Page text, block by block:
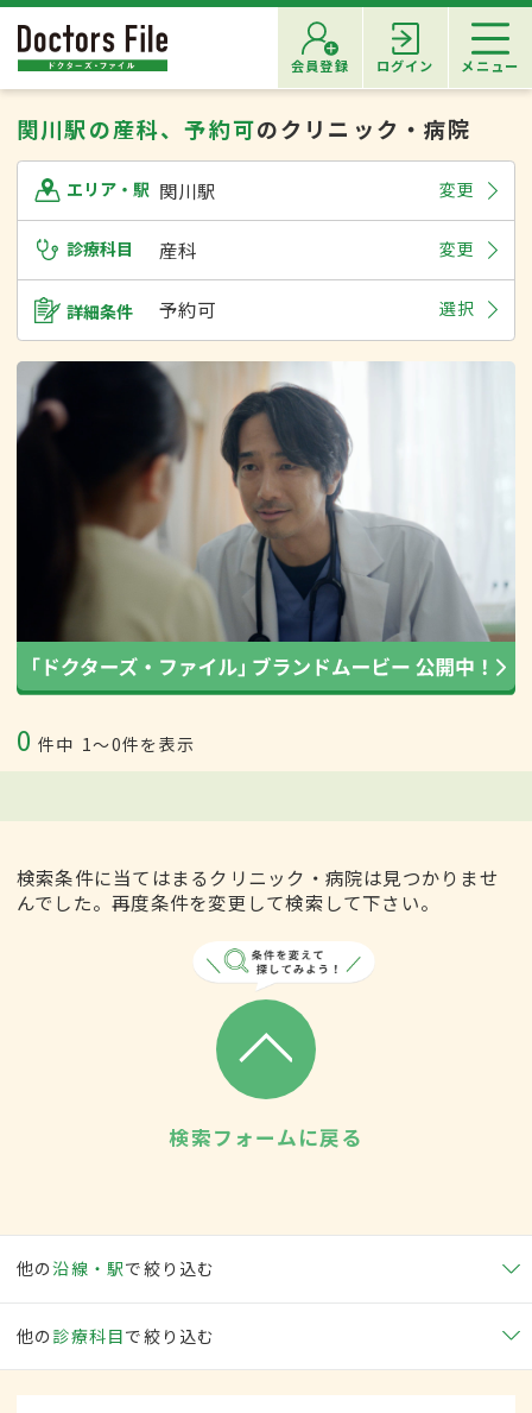
会員登録 ログイン メニュー
関川駅の産科、予約可のクリニック・病院
エリア・駅 関川駅 変更
診療科目 産科 変更
詳細条件 予約可 選択
0 件中 1〜0件を表示
検索条件に当てはまるクリニック・病院は見つかりませ
んでした。再度条件を変更して検索して下さい。
検索フォームに戻る
他の沿線・駅で絞り込む
他の 診療科目で絞り込む